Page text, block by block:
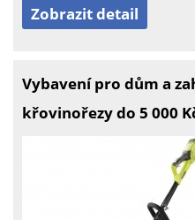
Zobrazit detail
Vybavení pro dům a
křovinořezy do 5 000